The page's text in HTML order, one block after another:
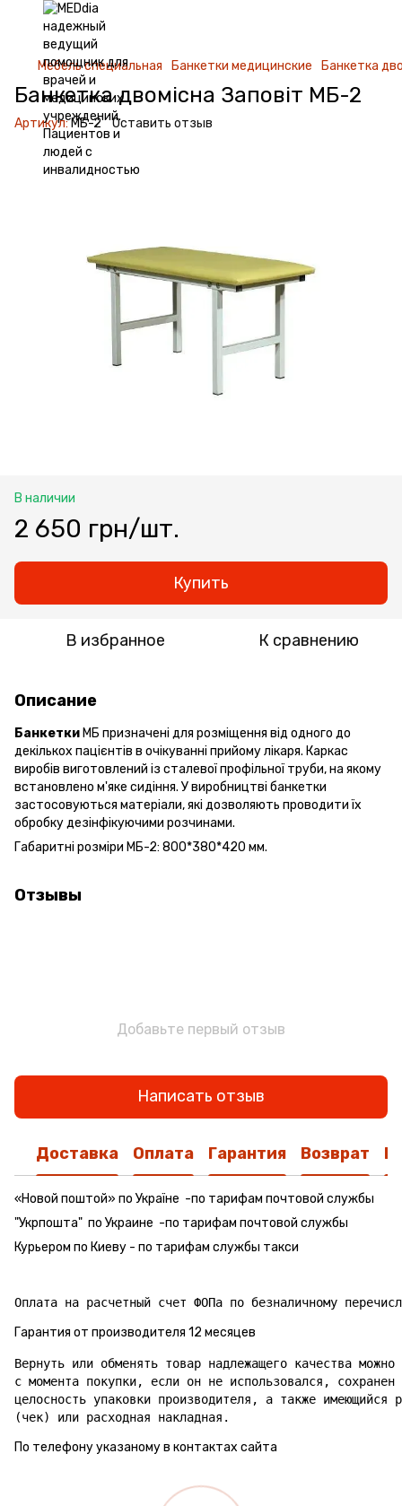
Мебель специальная Банкетки медицинские Банкетка
Банкетка двомісна Заповіт МБ-2
Артикул:МБ-2 Оставить отзыв
В наличии
2 650 грн/шт.
Купить
В избранное К сравнению
Описание
Банкетки МБ призначені для розміщення від одного до
декількох пацієнтів в очікуванні прийому лікаря. Каркас
виробів виготовлений із сталевої профільної труби, на якому
встановлено м'яке сидіння. У виробництві банкетки
застосовуються матеріали, які дозволяють проводити їх
обробку дезінфікуючими розчинами.
Габаритні розміри МБ-2: 800*380*420 мм.
Отзывы
Добавьте первый отзыв
Написать отзыв
Доставка Оплата Гарантия Возврат
«Новой поштой» по Україне -по тарифам почтовой службы
"Укрпошта" по Украине -по тарифам почтовой службы
Курьером по Киеву - по тарифам службы такси
Гарантия от производителя 12 месяцев
Вернуть или обменять товар надлежащего качества
с момента покупки, если он не использовался,
целосность упаковки производителя, а также имеющийся
(чек) или расходная накладная.
По телефону указаному в контактах сайта